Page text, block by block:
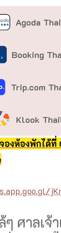
Agoda
Booking
Trip.com
Klook
องห้องพักได้ที่
ๆ ศาลเจ้